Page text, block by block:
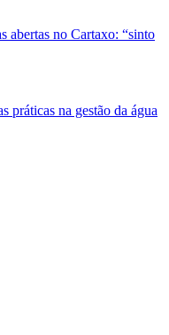
abertas no Cartaxo: “sinto
práticas na gestão da água